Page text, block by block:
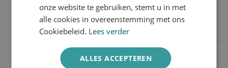
Wat kan ik verwachten van het resultaat?
Zijn de huidtherapeuten gespecialiseerd
in nazorg bij brandwonden?
onze website te gebruiken, stemt u in met
alle cookies in overeenstemming met ons
Cookiebeleid. Lees verder
ALLES ACCEPTEREN